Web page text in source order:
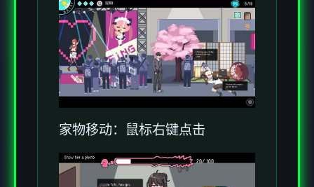
家物移动：鼠标右键点击